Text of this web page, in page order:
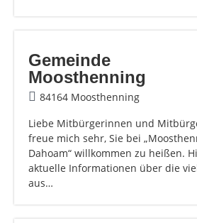
Gemeinde
Moosthenning
84164 Moosthenning
Liebe Mitbürgerinnen und
freue mich sehr, Sie bei
Dahoam“ willkommen zu heißen.
aktuelle Informationen über die
aus…